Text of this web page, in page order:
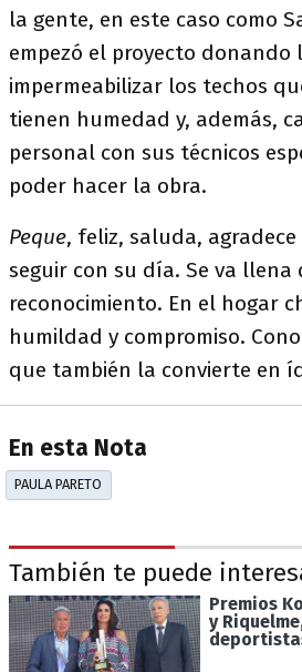
la gente, en este caso como
empezó el proyecto donando
impermeabilizar los techos
tienen humedad y, además,
personal con sus técnicos
poder hacer la obra.
Peque, feliz, saluda, agradece
seguir con su día. Se va llena
reconocimiento. En el hogar
humildad y compromiso.
que también la convierte en
En esta Nota
PAULA PARETO
También te puede
Premios
y